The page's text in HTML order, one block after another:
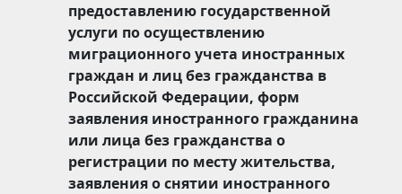
предоставлению государственной
услуги по осуществлению
миграционного учета иностранных
граждан и лиц без гражданства в
Российской Федерации, форм
заявления иностранного гражданина
или лица без гражданства о
регистрации по месту жительства,
заявления о снятии иностранного